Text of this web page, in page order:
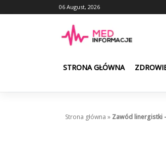
to
06 August, 2026
STRONA GŁÓWNA
Strona główna » Zawód linergistki